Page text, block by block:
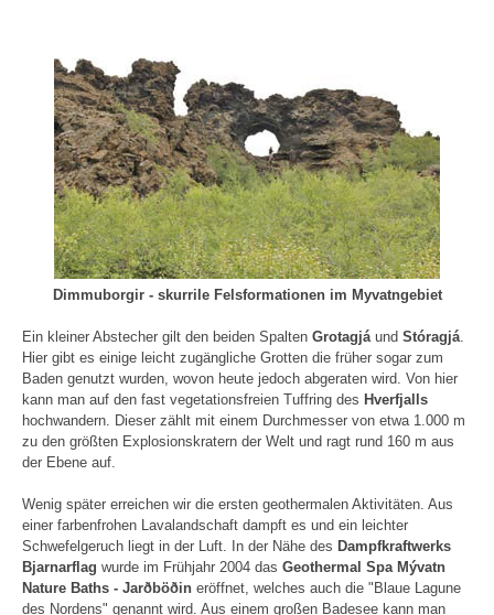
Dimmuborgir - skurrile Felsformationen im Myvatngebiet
Ein kleiner Abstecher gilt den beiden Spalten Grotagjá und Stóragjá
Hier gibt es einige leicht zugängliche Grotten die früher sogar zum
Baden genutzt wurden, wovon heute jedoch abgeraten wird. Von hier
kann man auf den fast vegetationsfreien Tuffring des Hverfjalls
hochwandern. Dieser zählt mit einem Durchmesser von etwa 1.000 m
zu den größten Explosionskratern der Welt und ragt rund 160 m aus
der Ebene auf.
Wenig später erreichen wir die ersten geothermalen Aktivitäten. Aus
einer farbenfrohen Lavalandschaft dampft es und ein leichter
Schwefelgeruch liegt in der Luft. In der Nähe des Dampfkraftwerks
Bjarnarflag wurde im Frühjahr 2004 das Geothermal Spa Mývatn
Nature Baths - Jarðböðin eröffnet, welches auch die "Blaue Lagune
des Nordens" genannt wird. Aus einem großen Badesee kann man